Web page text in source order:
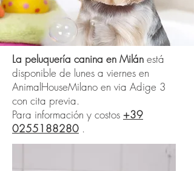
La peluquería canina en Milán está
disponible de lunes a viernes en
AnimalHouseMilano en via Adige 3
con cita previa.
Para información y costos +39
0255188280 .